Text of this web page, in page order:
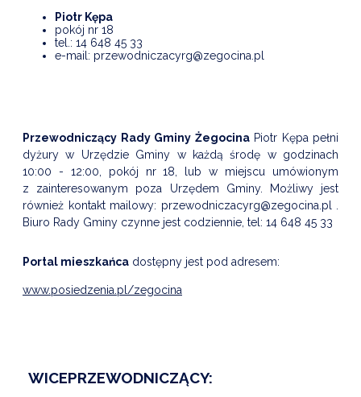
Piotr Kępa
pokój nr 18
tel.: 14 648 45 33
e-mail: przewodniczacyrg@zegocina.pl
Przewodniczący Rady Gminy ŻegocinaPiotr Kępa pełni
dyżury w Urzędzie Gminy w każdą środę w godzinach
10:00 - 12:00, pokój nr 18, lub w miejscu umówionym
z zainteresowanym poza Urzędem Gminy. Możliwy jest
również kontakt mailowy: przewodniczacyrg@zegocina.pl
Biuro Rady Gminy czynne jest codziennie, tel: 14 648 45 33
Portal mieszkańca dostępny jest pod adresem:
www.posiedzenia.pl/zegocina
WICEPRZEWODNICZĄCY: